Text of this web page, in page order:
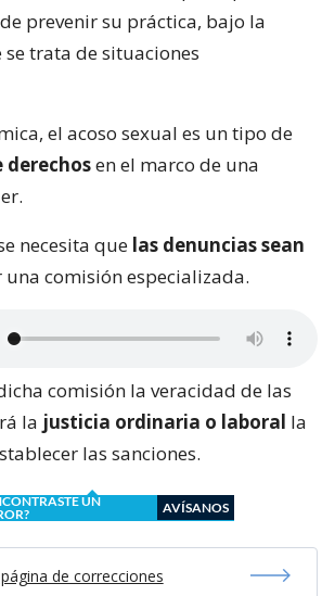
prevenir su práctica, bajo la
trata de situaciones
el acoso sexual es un tipo de
derechosen el marco de una
necesita que las denuncias sean
una comisión especializada.
comisión la veracidad de las
la justicia ordinaria o laboral la
las sanciones.
UN
AVÍSANOS
de correcciones